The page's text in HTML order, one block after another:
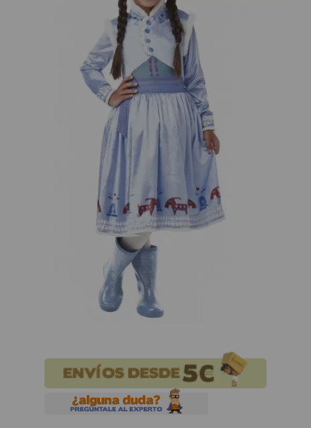
¡Adelante! Te estabamos esperando.
CREAR CUENTA